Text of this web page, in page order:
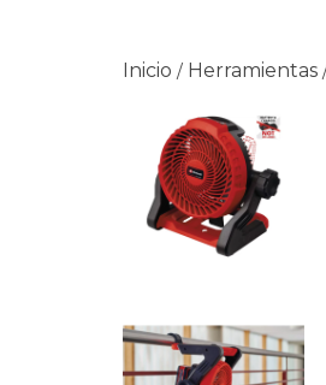
Inicio / Herramientas